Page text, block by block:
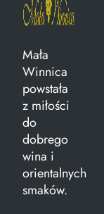
Mała
Winnica
powstała
z miłości
do
dobrego
wina i
orientalnych
smaków.